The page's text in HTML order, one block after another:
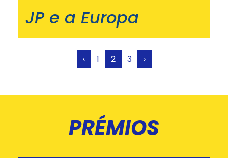
JP e a Europa
‹ 1 2 3 ›
PRÉMIOS